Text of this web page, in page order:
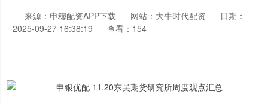
来源：申穆配资APP下载 网站：大牛时代配资
日期：
2025-09-27 16:38:19
查看：154